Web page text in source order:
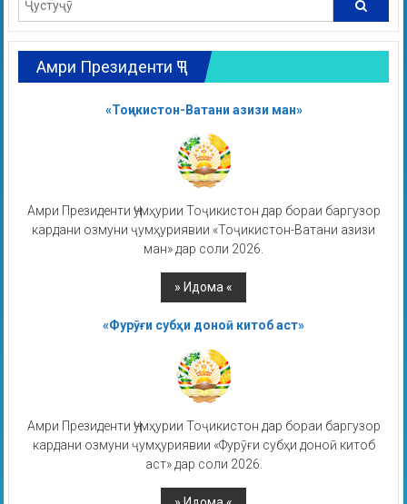
Амри Президенти ҶТ
«Тоҷикистон-Ватани азизи ман»
Амри Президенти Ҷумҳурии Тоҷикистон дар бораи баргузор
кардани озмуни ҷумҳуриявии «Тоҷикистон-Ватани азизи
ман» дар соли 2026.
«Фурӯғи субҳи доноӣ китоб аст»
Амри Президенти Ҷумҳурии Тоҷикистон дар бораи баргузор
кардани озмуни ҷумҳуриявии «Фурӯғи субҳи доноӣ китоб
аст» дар соли 2026.